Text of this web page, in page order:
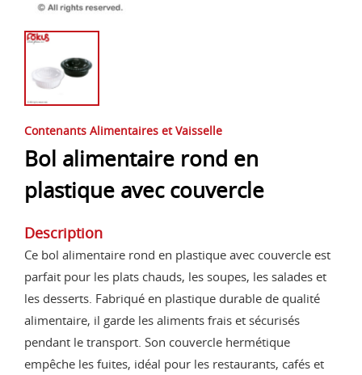
Contenants Alimentaires et Vaisselle
Bol alimentaire rond en
plastique avec couvercle
Description
Ce bol alimentaire rond en plastique avec couvercle est
parfait pour les plats chauds, les soupes, les salades et
les desserts. Fabriqué en plastique durable de qualité
alimentaire, il garde les aliments frais et sécurisés
pendant le transport. Son couvercle hermétique
empêche les fuites, idéal pour les restaurants, cafés et